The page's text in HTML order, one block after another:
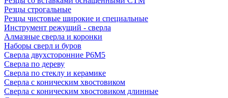
Резцы строгальные
Резцы чистовые широкие и специальные
Инструмент режущий - сверла
Алмазные сверла и коронки
Наборы сверл и буров
Сверла двухсторонние Р6М5
Сверла по дереву
Сверла по стеклу и керамике
Сверла с коническим хвостовиком
Сверла с коническим хвостовиком длинные